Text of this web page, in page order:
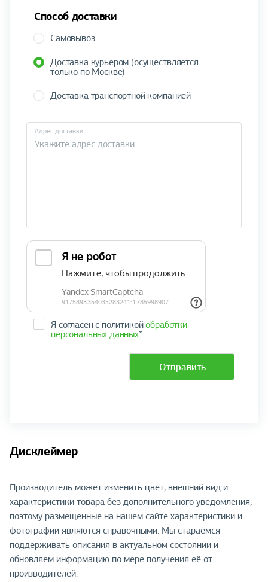
Способ доставки
Самовывоз
Доставка курьером (осуществляется
только по Москве)
Доставка транспортной компанией
Адрес доставки
Я согласен с политикойобработки
персональных данных*
Отправить
Дисклеймер
Производитель может изменить цвет, внешний вид и
характеристики товара без дополнительного уведомления,
поэтому размещенные на нашем сайте характеристики и
фотографии являются справочными. Мы стараемся
поддерживать описания в актуальном состоянии и
обновляем информацию по мере получения её от
производителей.